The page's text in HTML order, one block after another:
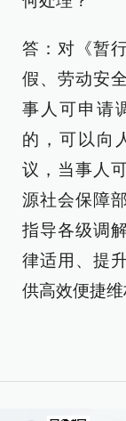
答：对《暂
假、劳动安
事人可申请
的，可以向
议，当事人
源社会保障
指导各级调
律适用、提
供高效便捷维